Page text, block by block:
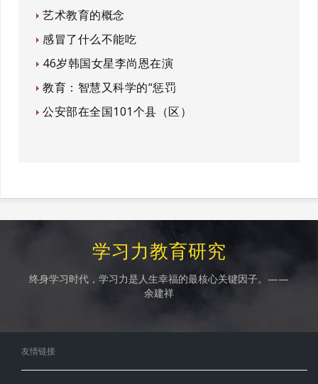
艺术教育的概念
感冒了什么不能吃
46岁韩国女星李尚恩在演
教育：智慧又科学的“惩罚
公安部在全国101个县（区）
学习力教育研究
终身学习时代，学习力是人生幸福的最核心关键因子。——
余建祥
友情链接